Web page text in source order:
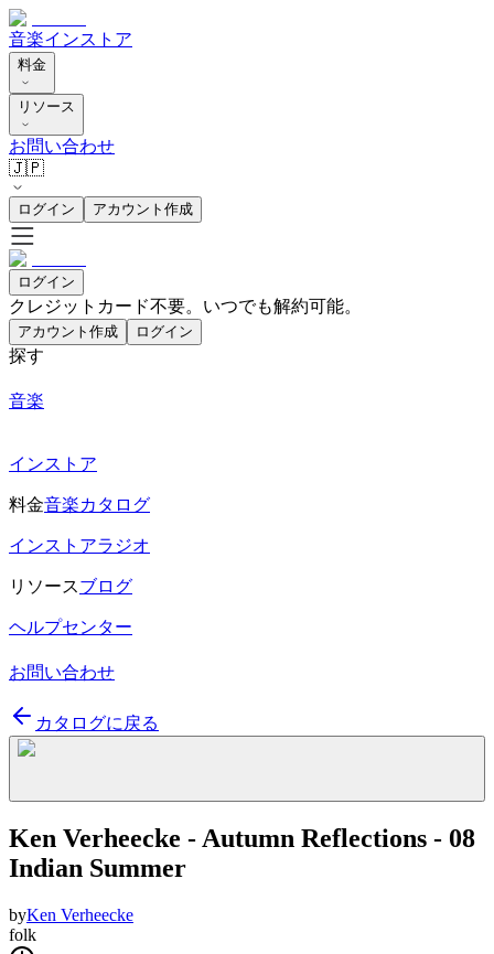
音楽インストア
料金
リソース
お問い合わせ
🇯🇵
ログイン アカウント作成
ログイン
クレジットカード不要。いつでも解約可能。
アカウント作成 ログイン
探す
音楽
インストア
料金音楽カタログ
インストアラジオ
リソースブログ
ヘルプセンター
お問い合わせ
カタログに戻る
Ken Verheecke - Autumn Reflections - 08
Indian Summer
byKen Verheecke
folk